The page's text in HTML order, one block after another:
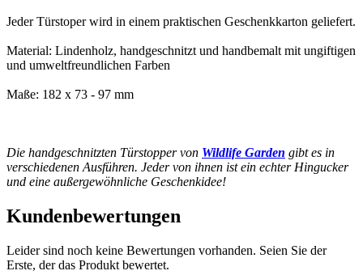
Jeder Türstoper wird in einem praktischen Geschenkkarton geliefert.
Material: Lindenholz, handgeschnitzt und handbemalt mit ungiftigen
und umweltfreundlichen Farben
Maße: 182 x 73 - 97 mm
Die handgeschnitzten Türstopper von Wildlife Garden gibt es in
verschiedenen Ausführen. Jeder von ihnen ist ein echter Hingucker
und eine außergewöhnliche Geschenkidee!
Kundenbewertungen
Leider sind noch keine Bewertungen vorhanden. Seien Sie der
Erste, der das Produkt bewertet.